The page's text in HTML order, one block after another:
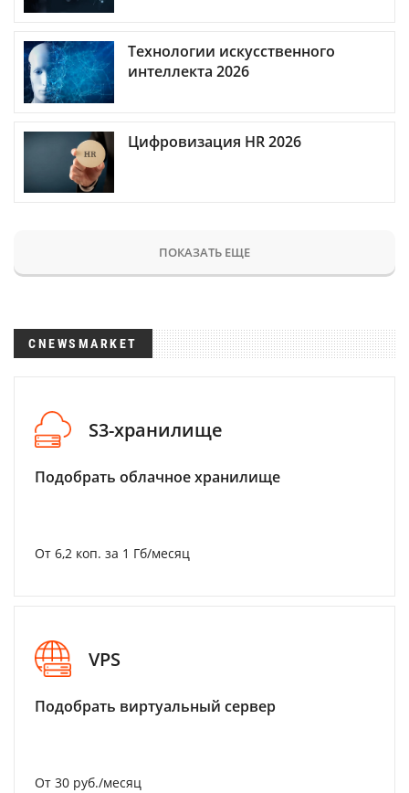
Технологии искусственного
интеллекта 2026
Цифровизация HR 2026
ПОКАЗАТЬ ЕЩЕ
CNEWSMARKET
S3-хранилище
Подобрать облачное хранилище
От 6,2 коп. за 1 Гб/месяц
VPS
Подобрать виртуальный сервер
От 30 руб./месяц